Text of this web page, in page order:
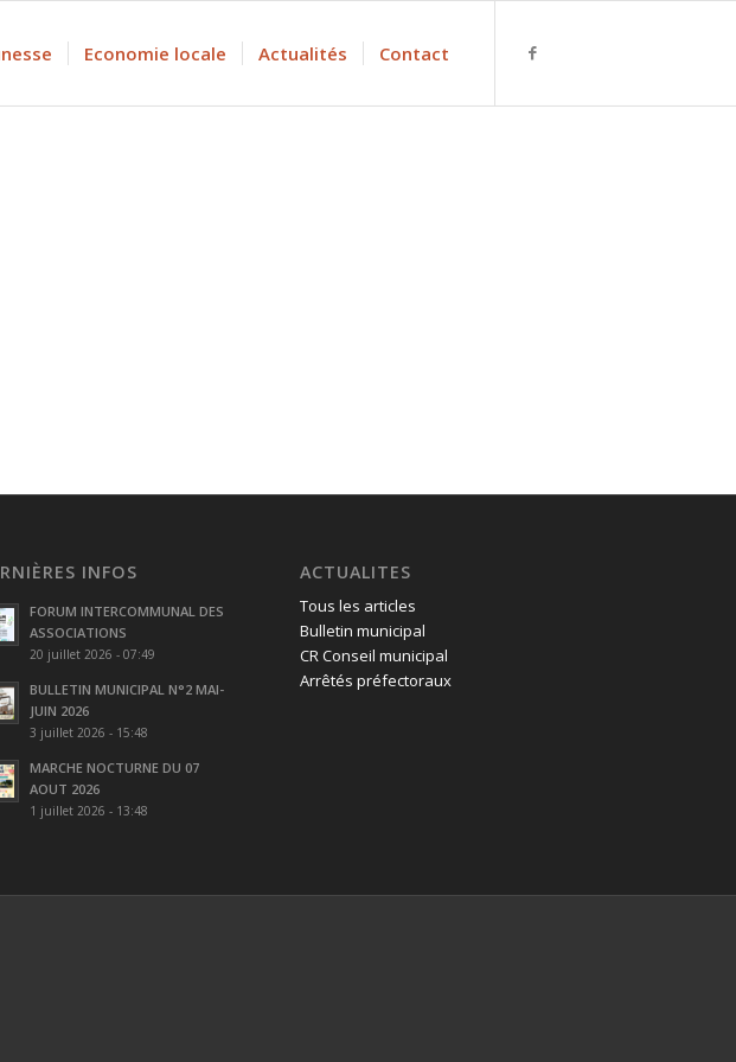
Economie locale Actualités Contact
INFOS
FORUM INTERCOMMUNAL DES
ASSOCIATIONS
20 juillet 2026 - 07:49
BULLETIN MUNICIPAL N°2 MAI-
JUIN 2026
3 juillet 2026 - 15:48
MARCHE NOCTURNE DU 07
AOUT 2026
1 juillet 2026 - 13:48
ACTUALITES
Tous les articles
Bulletin municipal
CR Conseil municipal
Arrêtés préfectoraux